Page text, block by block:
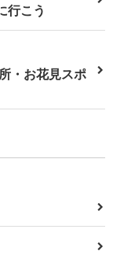
行こう
・お花見スポ